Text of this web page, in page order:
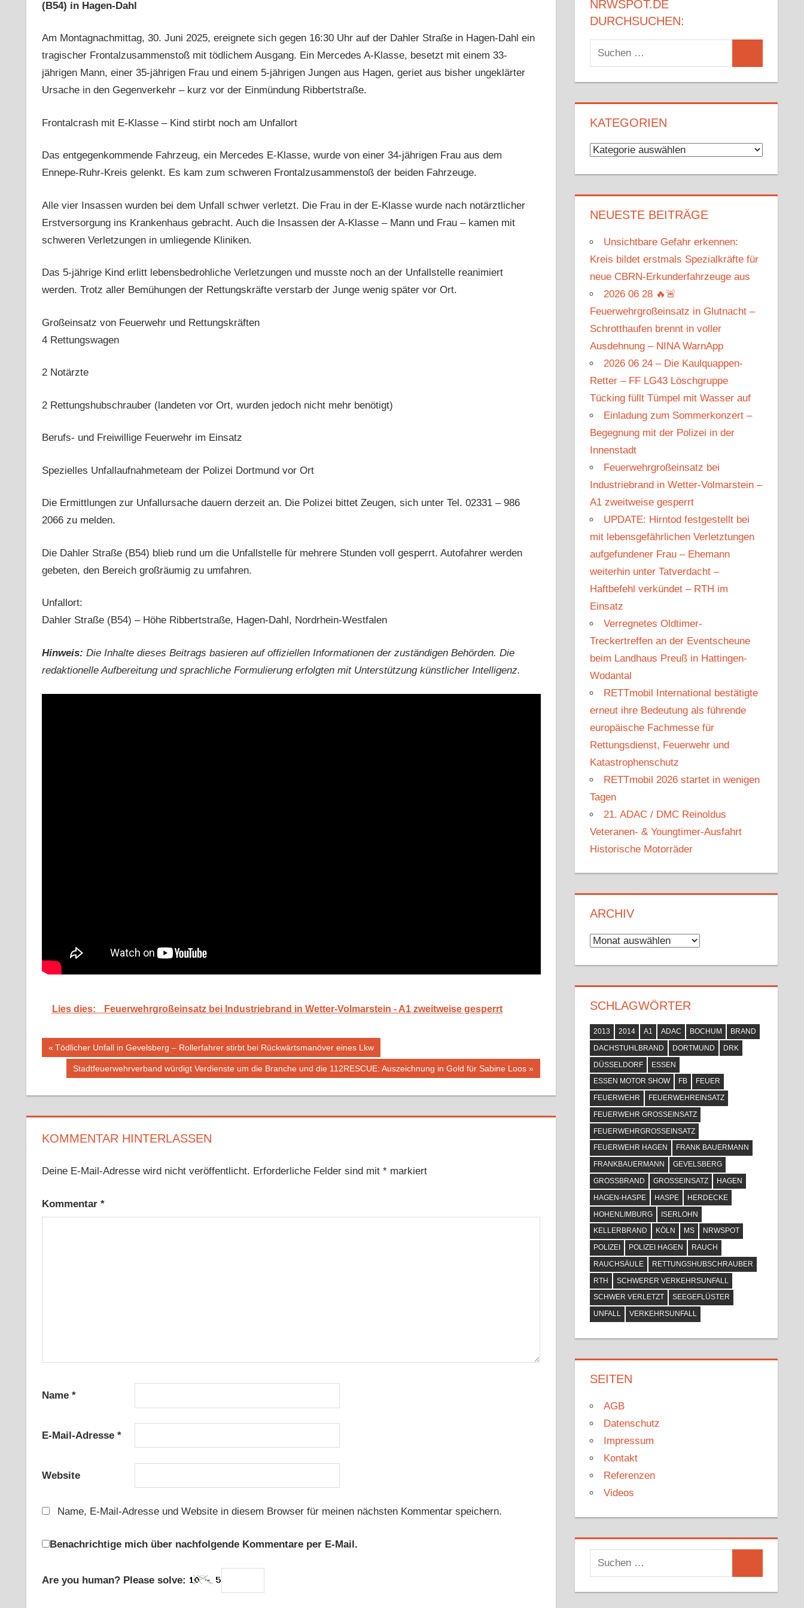
(B54) in Hagen-Dahl
Am Montagnachmittag, 30. Juni 2025, ereignete sich gegen 16:30 Uhr auf der Dahler Straße in Hagen-Dahl ein
tragischer Frontalzusammenstoß mit tödlichem Ausgang. Ein Mercedes A-Klasse, besetzt mit einem 33-
jährigen Mann, einer 35-jährigen Frau und einem 5-jährigen Jungen aus Hagen, geriet aus bisher ungeklärter
Ursache in den Gegenverkehr – kurz vor der Einmündung Ribbertstraße.
Frontalcrash mit E-Klasse – Kind stirbt noch am Unfallort
Das entgegenkommende Fahrzeug, ein Mercedes E-Klasse, wurde von einer 34-jährigen Frau aus dem
Ennepe-Ruhr-Kreis gelenkt. Es kam zum schweren Frontalzusammenstoß der beiden Fahrzeuge.
Alle vier Insassen wurden bei dem Unfall schwer verletzt. Die Frau in der E-Klasse wurde nach notärztlicher
Erstversorgung ins Krankenhaus gebracht. Auch die Insassen der A-Klasse – Mann und Frau – kamen mit
schweren Verletzungen in umliegende Kliniken.
Das 5-jährige Kind erlitt lebensbedrohliche Verletzungen und musste noch an der Unfallstelle reanimiert
werden. Trotz aller Bemühungen der Rettungskräfte verstarb der Junge wenig später vor Ort.
Großeinsatz von Feuerwehr und Rettungskräften
4 Rettungswagen
2 Notärzte
2 Rettungshubschrauber (landeten vor Ort, wurden jedoch nicht mehr benötigt)
Berufs- und Freiwillige Feuerwehr im Einsatz
Spezielles Unfallaufnahmeteam der Polizei Dortmund vor Ort
Die Ermittlungen zur Unfallursache dauern derzeit an. Die Polizei bittet Zeugen, sich unter Tel. 02331 – 986
2066 zu melden.
Die Dahler Straße (B54) blieb rund um die Unfallstelle für mehrere Stunden voll gesperrt. Autofahrer werden
gebeten, den Bereich großräumig zu umfahren.
Unfallort:
Dahler Straße (B54) – Höhe Ribbertstraße, Hagen-Dahl, Nordrhein-Westfalen
Hinweis: Die Inhalte dieses Beitrags basieren auf offiziellen Informationen der zuständigen Behörden. Die
redaktionelle Aufbereitung und sprachliche Formulierung erfolgten mit Unterstützung künstlicher Intelligenz.
Lies dies: Feuerwehrgroßeinsatz bei Industriebrand in Wetter-Volmarstein - A1 zweitweise gesperrt
Beitragsnavigation
Vorheriger
Beitrag:
Tödlicher Unfall in Gevelsberg – Rollerfahrer stirbt bei Rückwärtsmanöver eines Lkw
Nächster
Stadtfeuerwehrverband würdigt Verdienste um die Branche und die 112RESCUE: Auszeichnung in Gold für Sabine Loos
KOMMENTAR HINTERLASSEN
Deine E-Mail-Adresse wird nicht veröffentlicht. Erforderliche Felder sind mit *markiert
Kommentar *
Name *
E-Mail-Adresse *
Website
Name, E-Mail-Adresse und Website in diesem Browser für meinen nächsten Kommentar speichern.
Benachrichtige mich über nachfolgende Kommentare per E-Mail.
Are you human? Please solve:
NRWSPOT.DE
DURCHSUCHEN:
Suchen
nach:
KATEGORIEN
Kategorien
NEUESTE BEITRÄGE
Unsichtbare Gefahr erkennen:
Kreis bildet erstmals Spezialkräfte für
neue CBRN-Erkunderfahrzeuge aus
2026 06 28 🔥🚨
Feuerwehrgroßeinsatz in Glutnacht –
Schrotthaufen brennt in voller
Ausdehnung – NINA WarnApp
2026 06 24 – Die Kaulquappen-
Retter – FF LG43 Löschgruppe
Tücking füllt Tümpel mit Wasser auf
Einladung zum Sommerkonzert –
Begegnung mit der Polizei in der
Innenstadt
Feuerwehrgroßeinsatz bei
Industriebrand in Wetter-Volmarstein –
A1 zweitweise gesperrt
UPDATE: Hirntod festgestellt bei
mit lebensgefährlichen Verletztungen
aufgefundener Frau – Ehemann
weiterhin unter Tatverdacht –
Haftbefehl verkündet – RTH im
Einsatz
Verregnetes Oldtimer-
Treckertreffen an der Eventscheune
beim Landhaus Preuß in Hattingen-
Wodantal
RETTmobil International bestätigte
erneut ihre Bedeutung als führende
europäische Fachmesse für
Rettungsdienst, Feuerwehr und
Katastrophenschutz
RETTmobil 2026 startet in wenigen
Tagen
21. ADAC / DMC Reinoldus
Veteranen- & Youngtimer-Ausfahrt
Historische Motorräder
ARCHIV
Archiv
SCHLAGWÖRTER
2013 2014 A1 ADAC BOCHUM
BRAND
DACHSTUHLBRAND
DORTMUND
DRK
DÜSSELDORF
ESSEN
ESSEN MOTOR SHOW
FB
FEUER
FEUERWEHR
FEUERWEHREINSATZ
FEUERWEHR GROSSEINSATZ
FEUERWEHRGROSSEINSATZ
FEUERWEHR HAGEN
FRANK BAUERMANN
FRANKBAUERMANN
GEVELSBERG
GROSSBRAND
GROSSEINSATZ
HAGEN
HAGEN-HASPE
HASPE
HERDECKE
HOHENLIMBURG
ISERLOHN
KELLERBRAND
KÖLN MS
NRWSPOT
POLIZEI
POLIZEI HAGEN
RAUCH
RAUCHSÄULE
RETTUNGSHUBSCHRAUBER
RTH
SCHWERER VERKEHRSUNFALL
SCHWER VERLETZT
SEEGEFLÜSTER
UNFALL
VERKEHRSUNFALL
SEITEN
AGB
Datenschutz
Impressum
Kontakt
Referenzen
Videos
Suchen
nach: